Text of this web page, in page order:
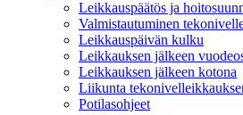
Leikkauspäätös ja
Valmistautuminen
Leikkauspäivän kulku
Leikkauksen jälkeen
Leikkauksen jälkeen kotona
Liikunta
Potilasohjeet